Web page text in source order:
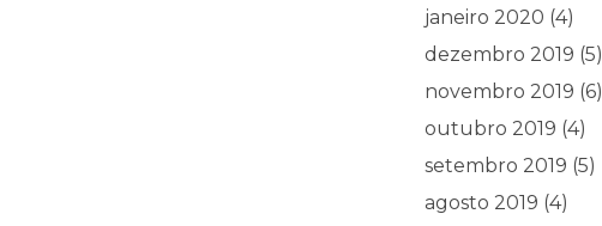
janeiro 2020 (4)
dezembro 2019 (5)
novembro 2019 (6)
outubro 2019 (4)
setembro 2019 (5)
agosto 2019 (4)